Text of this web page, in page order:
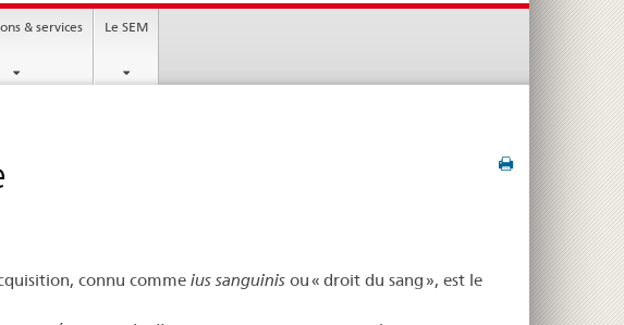
& services Le SEM
connu comme ius sanguinis ou « droit du sang », est le